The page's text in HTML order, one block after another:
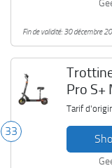
Fin de validité: 30 décembre
33
Pro S+
Tarif